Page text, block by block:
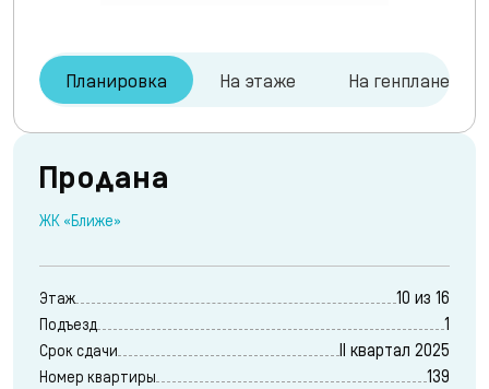
Планировка На этаже На генплане
Продана
ЖК «Ближе»
Этаж 10 из 16
Подъезд 1
Срок сдачи II квартал 2025
Номер квартиры 139